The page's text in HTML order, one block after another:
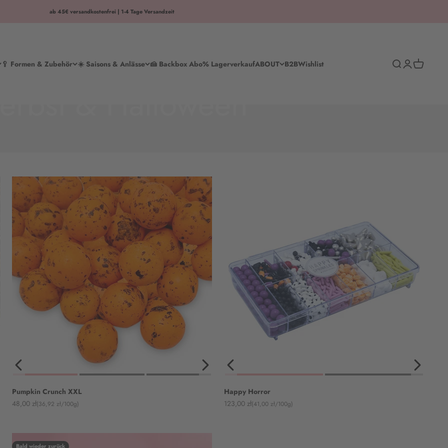
ab 45€ versandkostenfrei | 1-4 Tage Versandzeit
🥄 Formen & Zubehör ☀️ Saisons & Anlässe 🍰 Backbox Abo% LagerverkaufABOUT B2BWishlist SucheAnmelden
Warenkorb
Pumpkin Crunch XXL
Angebot
48,00 zł(36,92 zł/100g)
Happy Horror
Angebot
123,00 zł(41,00 zł/100g)
Bald wieder zurück